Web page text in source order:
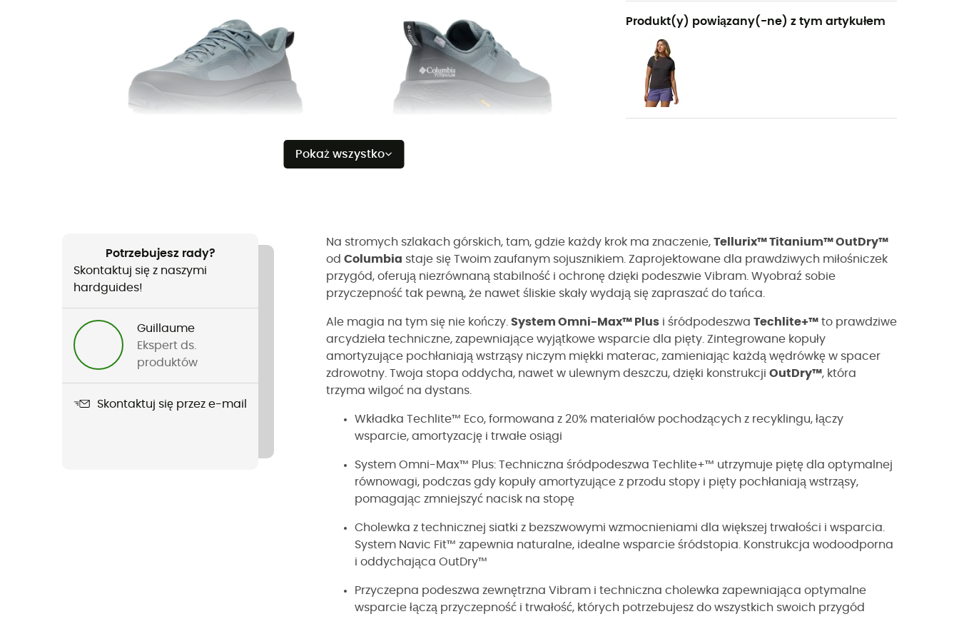
Pokaż wszystko
Produkt(y) powiązany(-ne) z tym artykułem
Potrzebujesz rady?
Skontaktuj się z naszymi
hardguides!
Guillaume
Ekspert ds.
produktów
Skontaktuj się przez e-mail
Na stromych szlakach górskich, tam, gdzie każdy krok ma znaczenie, Tellurix™ Titanium™ OutDry™
od Columbia staje się Twoim zaufanym sojusznikiem. Zaprojektowane dla prawdziwych miłośniczek
przygód, oferują niezrównaną stabilność i ochronę dzięki podeszwie Vibram. Wyobraź sobie
przyczepność tak pewną, że nawet śliskie skały wydają się zapraszać do tańca.
Ale magia na tym się nie kończy. System Omni-Max™ Plus i śródpodeszwa Techlite+™ to prawdziwe
arcydzieła techniczne, zapewniające wyjątkowe wsparcie dla pięty. Zintegrowane kopuły
amortyzujące pochłaniają wstrząsy niczym miękki materac, zamieniając każdą wędrówkę w spacer
zdrowotny. Twoja stopa oddycha, nawet w ulewnym deszczu, dzięki konstrukcji OutDry™, która
trzyma wilgoć na dystans.
Wkładka Techlite™ Eco, formowana z 20% materiałów pochodzących z recyklingu, łączy
wsparcie, amortyzację i trwałe osiągi
System Omni-Max™ Plus: Techniczna śródpodeszwa Techlite+™ utrzymuje piętę dla optymalnej
równowagi, podczas gdy kopuły amortyzujące z przodu stopy i pięty pochłaniają wstrząsy,
pomagając zmniejszyć nacisk na stopę
Cholewka z technicznej siatki z bezszwowymi wzmocnieniami dla większej trwałości i wsparcia.
System Navic Fit™ zapewnia naturalne, idealne wsparcie śródstopia. Konstrukcja wodoodporna
i oddychająca OutDry™
Przyczepna podeszwa zewnętrzna Vibram i techniczna cholewka zapewniająca optymalne
wsparcie łączą przyczepność i trwałość, których potrzebujesz do wszystkich swoich przygód